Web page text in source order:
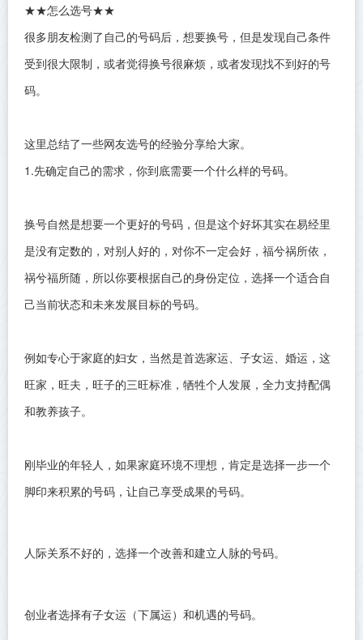
★★怎么选号★★
很多朋友检测了自己的号码后，想要换号，但是发现自己条件
受到很大限制，或者觉得换号很麻烦，或者发现找不到好的号
码。
这里总结了一些网友选号的经验分享给大家。
1.先确定自己的需求，你到底需要一个什么样的号码。
换号自然是想要一个更好的号码，但是这个好坏其实在易经里
是没有定数的，对别人好的，对你不一定会好，福兮祸所依，
祸兮福所随，所以你要根据自己的身份定位，选择一个适合自
己当前状态和未来发展目标的号码。
例如专心于家庭的妇女，当然是首选家运、子女运、婚运，这
旺家，旺夫，旺子的三旺标准，牺牲个人发展，全力支持配偶
和教养孩子。
刚毕业的年轻人，如果家庭环境不理想，肯定是选择一步一个
脚印来积累的号码，让自己享受成果的号码。
人际关系不好的，选择一个改善和建立人脉的号码。
创业者选择有子女运（下属运）和机遇的号码。